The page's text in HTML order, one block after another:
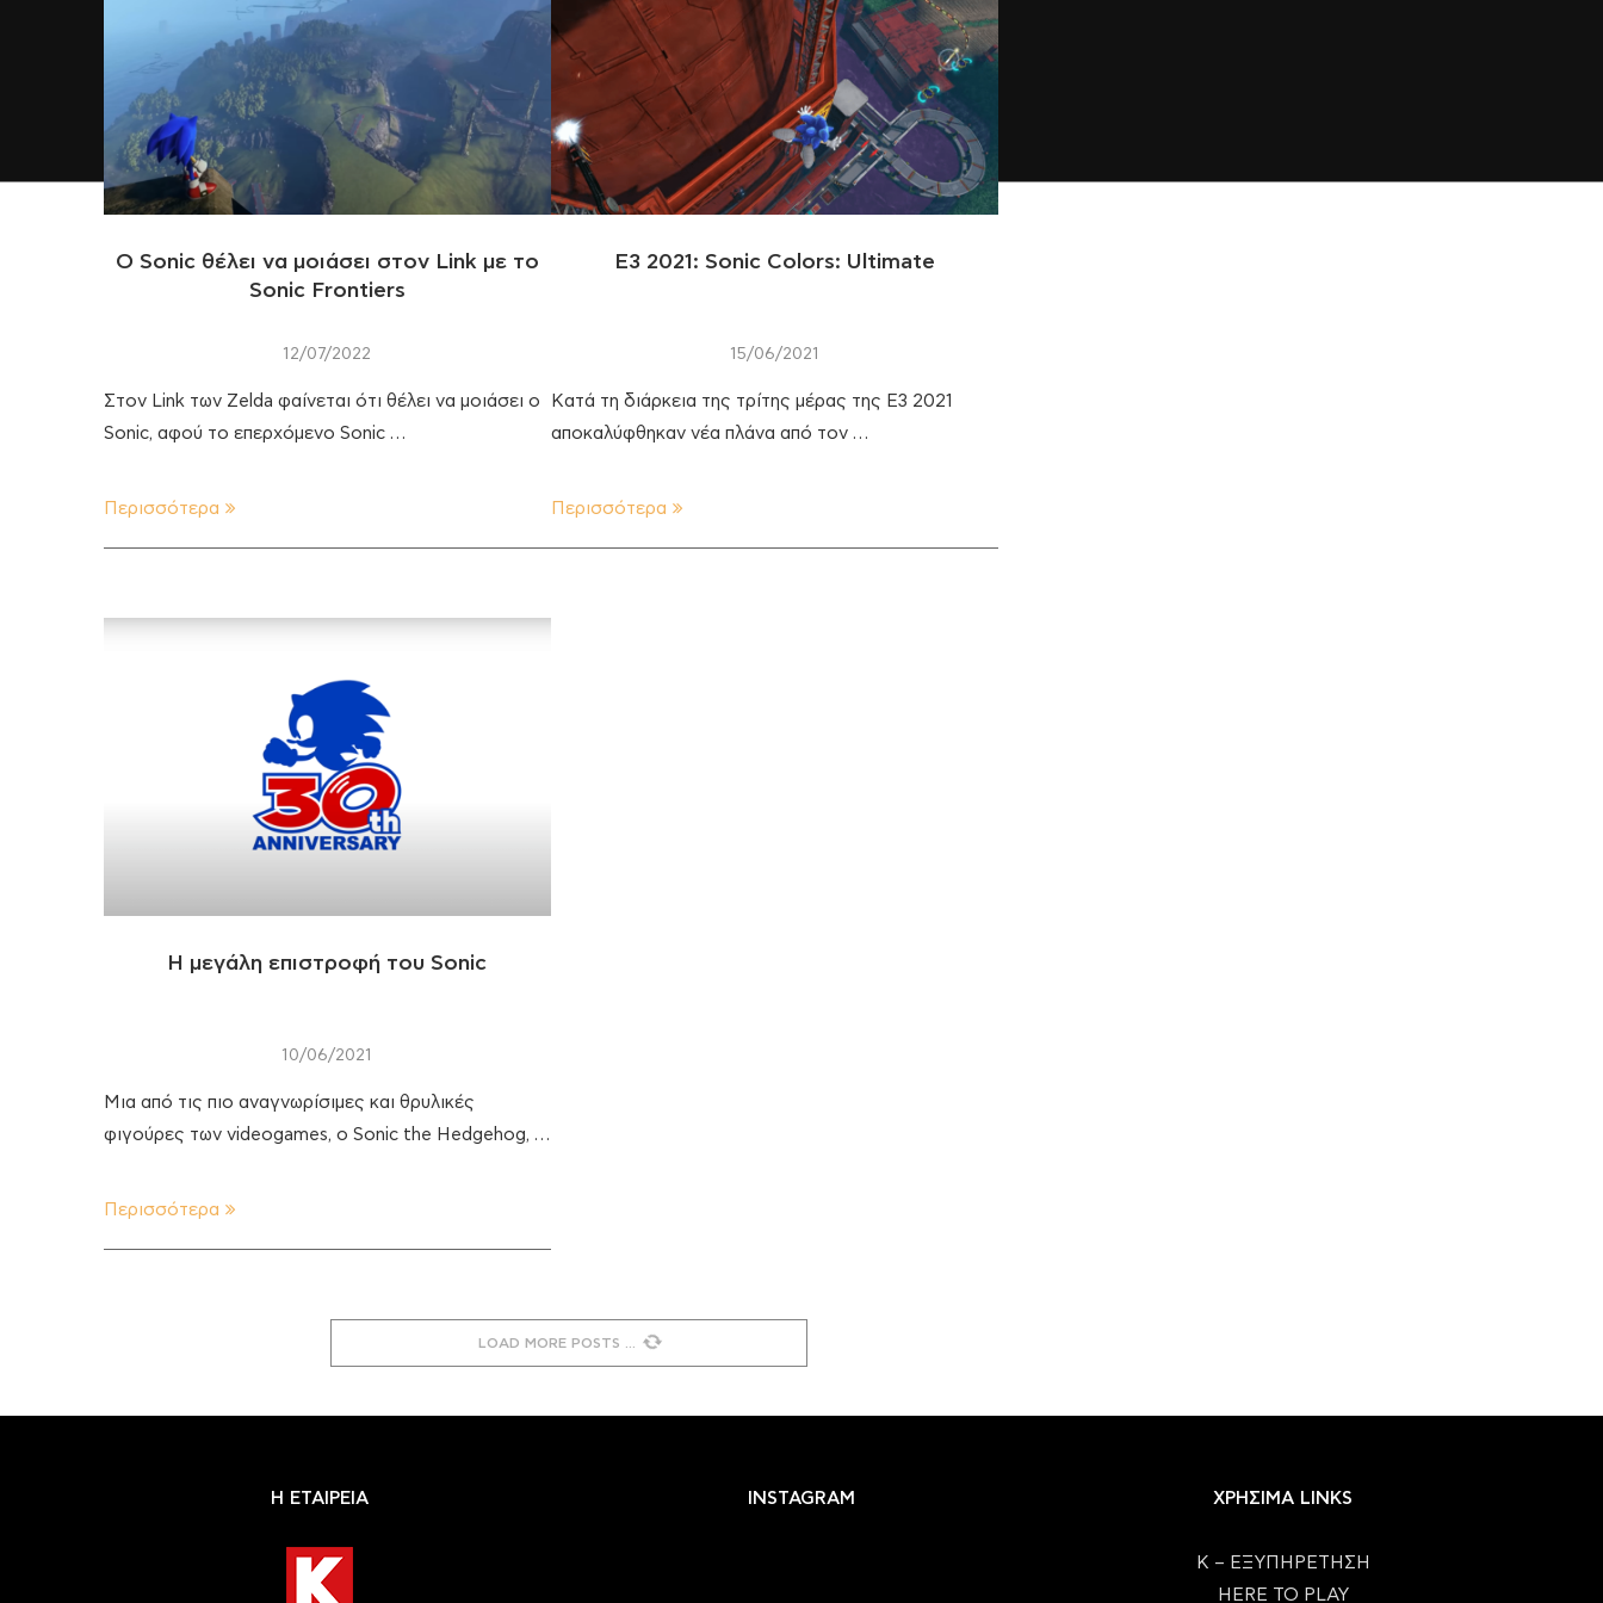
Ο Sonic θέλει να μοιάσει στον Link με το
Sonic Frontiers
12/07/2022
Στον Link των Zelda φαίνεται ότι θέλει να μοιάσει ο
Sonic, αφού το επερχόμενο Sonic …
Περισσότερα
E3 2021: Sonic Colors: Ultimate
15/06/2021
Κατά τη διάρκεια της τρίτης μέρας της Ε3 2021
αποκαλύφθηκαν νέα πλάνα από τον …
Περισσότερα
Η μεγάλη επιστροφή του Sonic
10/06/2021
Μια από τις πιο αναγνωρίσιμες και θρυλικές
φιγούρες των videogames, o Sonic the Hedgehog, …
Περισσότερα
LOAD MORE POSTS
Η ΕΤΑΙΡΕΙΑ INSTAGRAM ΧΡΗΣΙΜΑ LINKS
Κ – ΕΞΥΠΗΡΕΤΗΣΗ
HERE TO PLAY